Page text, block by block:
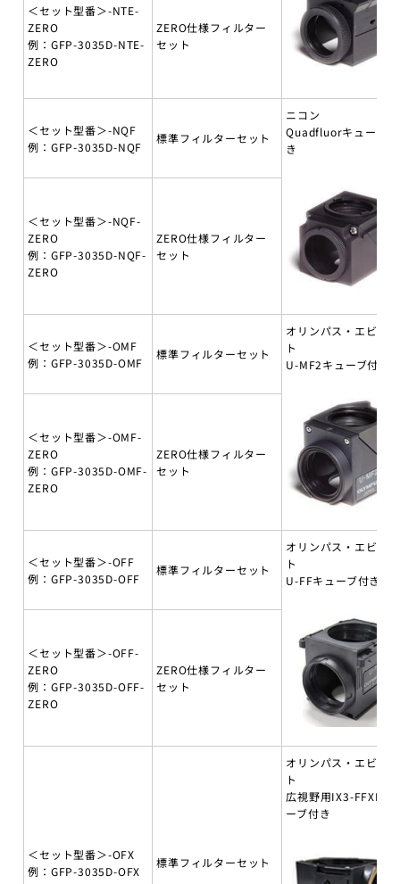
＜セット型番＞-NTE-
ZERO
例：GFP-3035D-NTE-
ZERO
ZERO仕様フィルター
セット
＜セット型番＞-NQF
例：GFP-3035D-NQF
標準フィルターセット
ニコン
Quadfluorキューブ付
き
＜セット型番＞-NQF-
ZERO
例：GFP-3035D-NQF-
ZERO
ZERO仕様フィルター
セット
＜セット型番＞-OMF
例：GFP-3035D-OMF
標準フィルターセット
オリンパス・エビデン
ト
U-MF2キューブ付き
＜セット型番＞-OMF-
ZERO
例：GFP-3035D-OMF-
ZERO
ZERO仕様フィルター
セット
＜セット型番＞-OFF
例：GFP-3035D-OFF
標準フィルターセット
オリンパス・エビデン
ト
U-FFキューブ付き
＜セット型番＞-OFF-
ZERO
例：GFP-3035D-OFF-
ZERO
ZERO仕様フィルター
セット
＜セット型番＞-OFX
例：GFP-3035D-OFX
標準フィルターセット
オリンパス・エビデン
ト
広視野用IX3-FFXLキ
ーブ付き